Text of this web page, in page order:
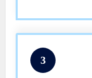
3